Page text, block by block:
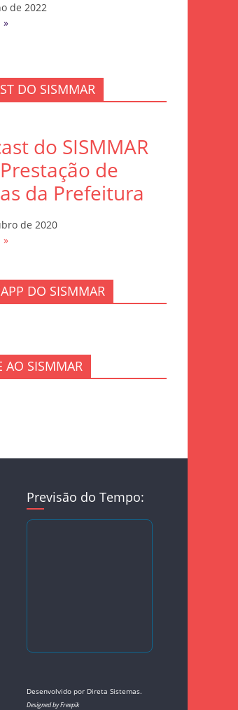
de 2022
»
DO SISMMAR
do SISMMAR
de
da Prefeitura
de 2020
»
DO SISMMAR
AO SISMMAR
Previsão do Tempo:
Desenvolvido por Direta Sistemas.
Designed by Freepik